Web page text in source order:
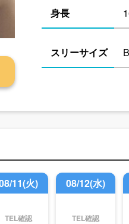
身長
スリーサイズ
11(火)
TEL確認
08/12(水)
TEL確認